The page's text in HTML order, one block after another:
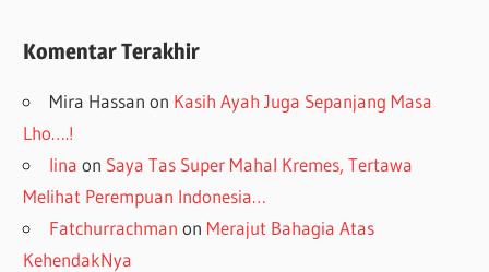
Komentar Terakhir
Mira Hassan on Kasih Ayah Juga Sepanjang Masa
Lho….!
lina on Saya Tas Super Mahal Kremes, Tertawa
Melihat Perempuan Indonesia…
Fatchurrachman on Merajut Bahagia Atas
KehendakNya